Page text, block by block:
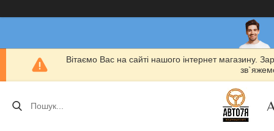
Вітаємо Вас на сайті нашого інтернет магазину.